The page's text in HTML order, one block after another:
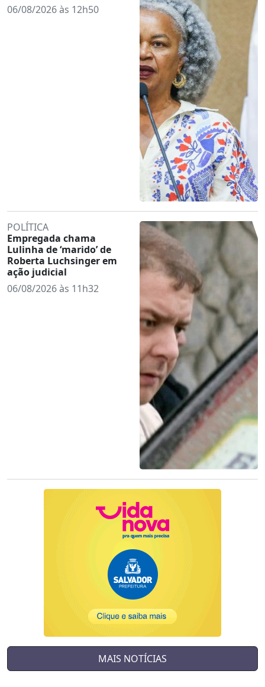
06/08/2026 às 12h50
POLÍTICA
Empregada chama
Lulinha de ‘marido’ de
Roberta Luchsinger em
ação judicial
06/08/2026 às 11h32
MAIS NOTÍCIAS